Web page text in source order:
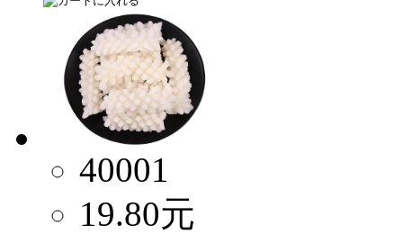
40001
19.80元